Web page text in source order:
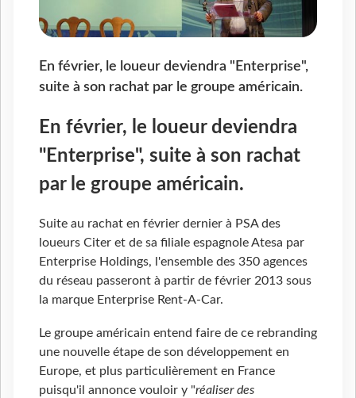
En février, le loueur deviendra "Enterprise",
suite à son rachat par le groupe américain.
En février, le loueur deviendra
"Enterprise", suite à son rachat
par le groupe américain.
Suite au rachat en février dernier à PSA des
loueurs Citer et de sa filiale espagnole Atesa par
Enterprise Holdings, l'ensemble des 350 agences
du réseau passeront à partir de février 2013 sous
la marque Enterprise Rent-A-Car.
Le groupe américain entend faire de ce rebranding
une nouvelle étape de son développement en
Europe, et plus particulièrement en France
puisqu'il annonce vouloir y "réaliser des